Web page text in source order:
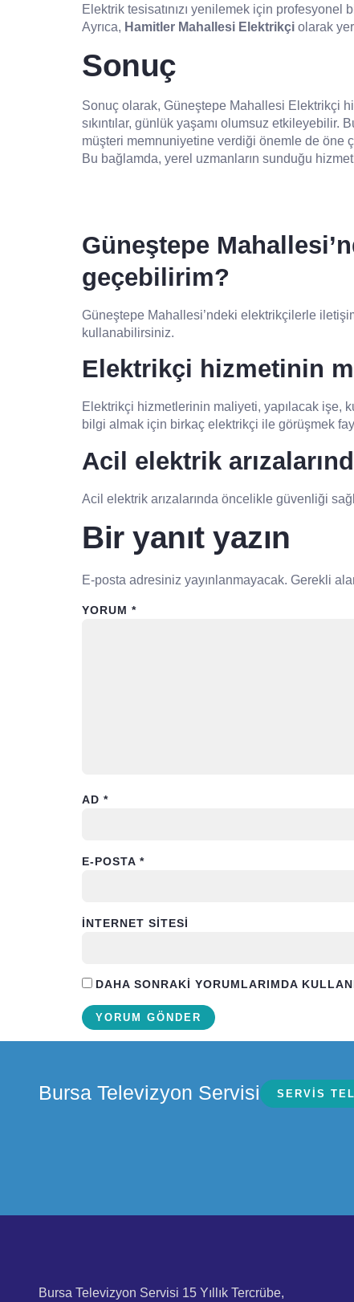
Elektrik tesisatınızı yenilemek için profesyonel
Ayrıca, Hamitler Mahallesi Elektrikçi olarak
Sonuç
Sonuç olarak, Güneştepe Mahallesi Elektrikçi
sıkıntılar, günlük yaşamı olumsuz
müşteri memnuniyetine verdiği önemle de öne
Bu bağlamda, yerel uzmanların sunduğu
Güneştepe
geçebilirim?
Güneştepe Mahallesi’ndeki elektrikçilerle
kullanabilirsiniz.
Elektrikçi hizmetinin
Elektrikçi hizmetlerinin maliyeti, yapılacak işe,
bilgi almak için birkaç elektrikçi ile görüşmek
Acil elektrik
Acil elektrik arızalarında öncelikle güvenliği
Bir yanıt yazın
E-posta adresiniz yayınlanmayacak. Gerekli
YORUM *
AD *
E-POSTA *
İNTERNET SITESI
DAHA SONRAKI YORUMLARIMDA
Bursa Televizyon Servisi SERVIS TEL
Bursa Televizyon Servisi 15 Yıllık Tercrübe,